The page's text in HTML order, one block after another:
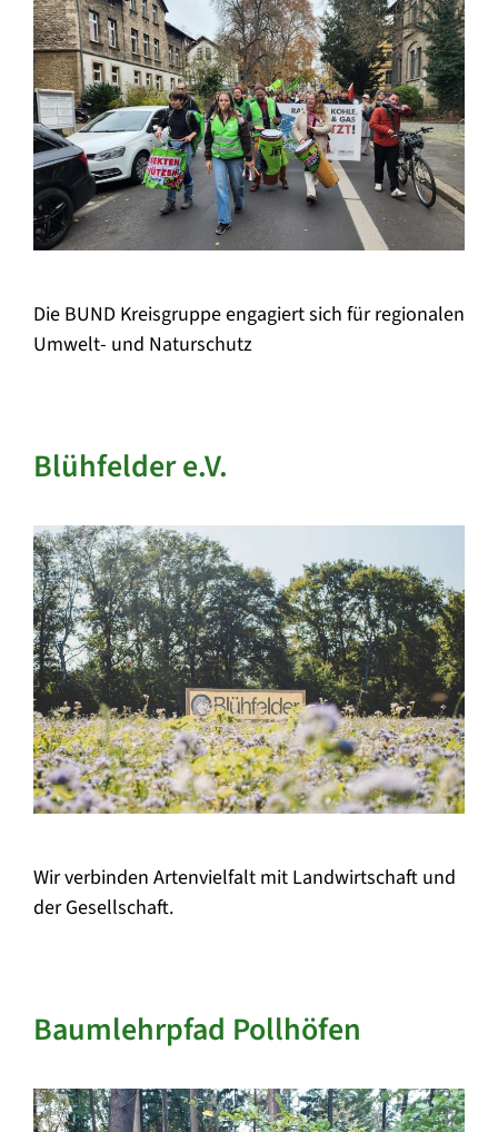
Die BUND Kreisgruppe engagiert sich für regionalen
Umwelt- und Naturschutz
Blühfelder e.V.
Wir verbinden Artenvielfalt mit Landwirtschaft und
der Gesellschaft.
Baumlehrpfad Pollhöfen